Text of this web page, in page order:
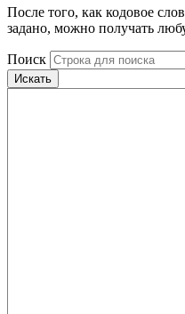
После того, как кодовое
задано, можно получать
Поиск
Искать